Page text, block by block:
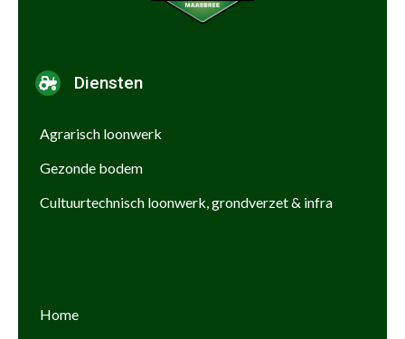
Diensten
Agrarisch loonwerk
Gezonde bodem
Cultuurtechnisch loonwerk, grondverzet & infra
Home